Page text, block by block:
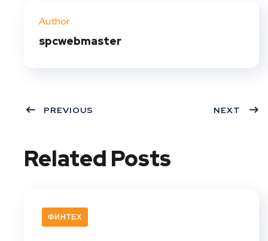
t
Author
spcwebmaster
PREVIOUS NEXT
Related Posts
ФИНТЕХ